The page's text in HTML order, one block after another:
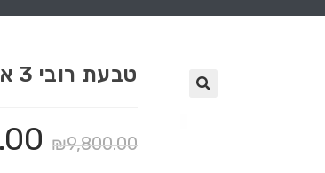
טבעת רובי 3 אבנים אליזבט
₪9,800.00